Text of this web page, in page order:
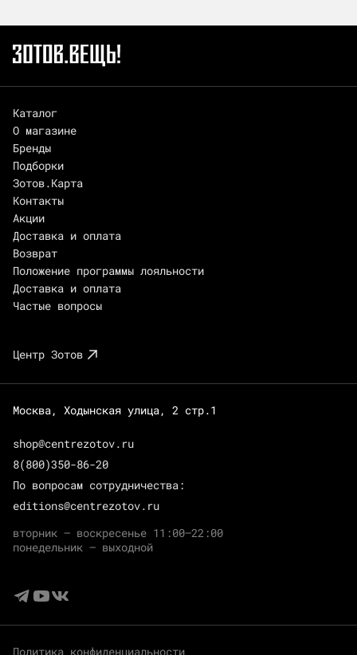
Каталог
О магазине
Бренды
Подборки
Зотов.Карта
Контакты
Акции
Доставка и оплата
Возврат
Положение программы лояльности
Доставка и оплата
Частые вопросы
Центр Зотов
Москва, Ходынская улица, 2 стр.1
shop@centrezotov.ru
8(800)350-86-20
По вопросам сотрудничества:
editions@centrezotov.ru
вторник — воскресенье 11:00–22:00
понедельник — выходной
Политика конфиденциальности